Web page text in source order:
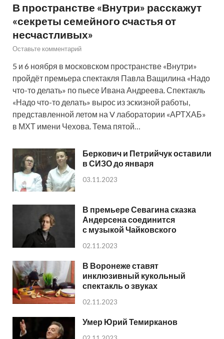
В пространстве «Внутри» расскажут
«секреты семейного счастья от
несчастливых»
Оставьте комментарий
5 и 6 ноября в московском пространстве «Внутри»
пройдёт премьера спектакля Павла Ващилина «Надо
что-то делать» по пьесе Ивана Андреева. Спектакль
«Надо что-то делать» вырос из эскизной работы,
представленной летом на V лаборатории «АРТХАБ»
в МХТ имени Чехова. Тема пятой…
Беркович и Петрийчук оставили
в СИЗО до января
03.11.2023
В премьере Севагина сказка
Андерсена соединится
с музыкой Чайковского
02.11.2023
В Воронеже ставят
инклюзивный кукольный
спектакль о звуках
02.11.2023
Умер Юрий Темирканов